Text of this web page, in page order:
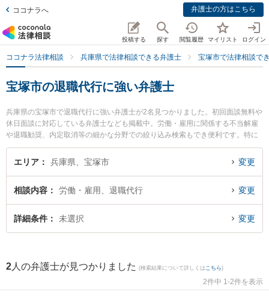
ココナラへ 弁護士の方はこちら
投稿する 探す 閲覧履歴 マイリスト ログイン
ココナラ法律相談 兵庫県で法律相談できる弁護士 宝塚市で法律相談で
宝塚市の退職代行に強い弁護士
兵庫県の宝塚市で退職代行に強い弁護士が2名見つかりました。初回面談無料や
休日面談に対応している弁護士なども掲載中。労働・雇用に関係する不当解雇
や退職勧奨、内定取消等の細かな分野での絞り込み検索もでき便利です。特に
ルーセント法律事務所の磯田 直也弁護士やルーセント法律事務所の前田 修平弁
護士のプロフィール情報や弁護士費用、強みなどが注目されています。『宝塚
回相談無料で退職代行を法律相談できる宝塚市内の弁護士に相談予約したい』
などでお困りの相談者さんにおすすめです。
エリア 兵庫県、宝塚市 変更
相談内容 労働・雇用、退職代行 変更
詳細条件 未選択 変更
2 人の弁護士が見つかりました (検索結果について詳しくは こちら)
2件中 1-2件を表示